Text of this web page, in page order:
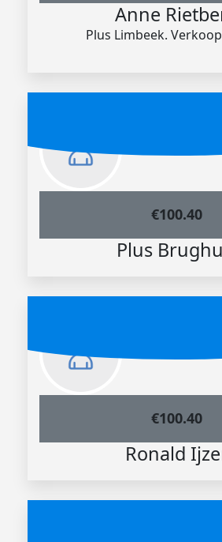
Anne
Plus Limbeek.
€100.40
Plus
€100.40
Ronald